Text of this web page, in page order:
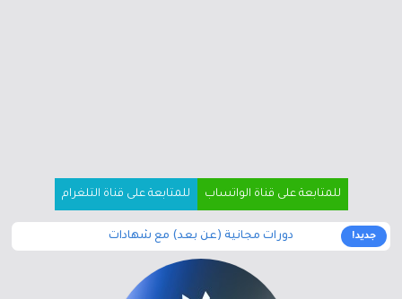
للمتابعة على قناة الواتساب للمتابعة على قناة التلغرام
جديد! دورات مجانية (عن بعد) مع شهادات